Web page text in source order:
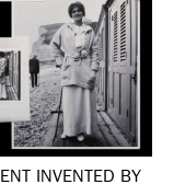
INVENTED BY